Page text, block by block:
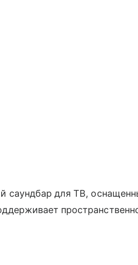
саундбар для ТВ,